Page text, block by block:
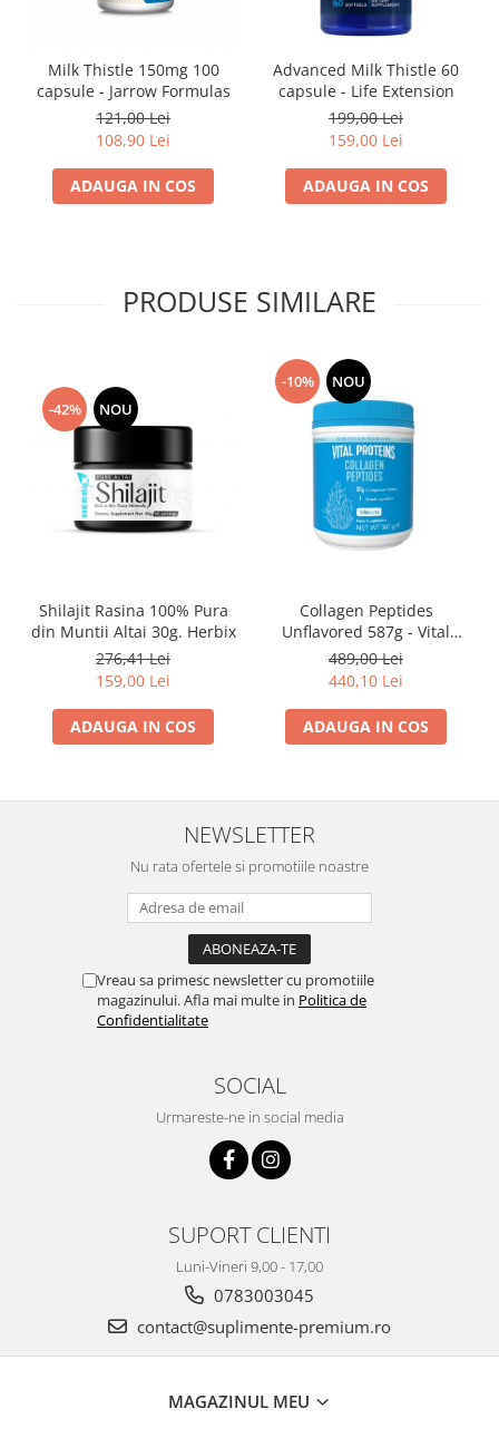
Milk Thistle 150mg 100
capsule - Jarrow Formulas
121,00 Lei
108,90 Lei
ADAUGA IN COS
Advanced Milk Thistle 60
capsule - Life Extension
199,00 Lei
159,00 Lei
ADAUGA IN COS
PRODUSE SIMILARE
-42% NOU
Shilajit Rasina 100% Pura
din Muntii Altai 30g. Herbix
276,41 Lei
159,00 Lei
ADAUGA IN COS
-10% NOU
Collagen Peptides
Unflavored 587g - Vital
Proteins
489,00 Lei
440,10 Lei
ADAUGA IN COS
NEWSLETTER
Nu rata ofertele si promotiile noastre
Vreau sa primesc newsletter cu promotiile
magazinului. Afla mai multe in Politica de
Confidentialitate
SOCIAL
Urmareste-ne in social media
SUPORT CLIENTI
Luni-Vineri 9,00 - 17,00
0783003045
contact@suplimente-premium.ro
MAGAZINUL MEU